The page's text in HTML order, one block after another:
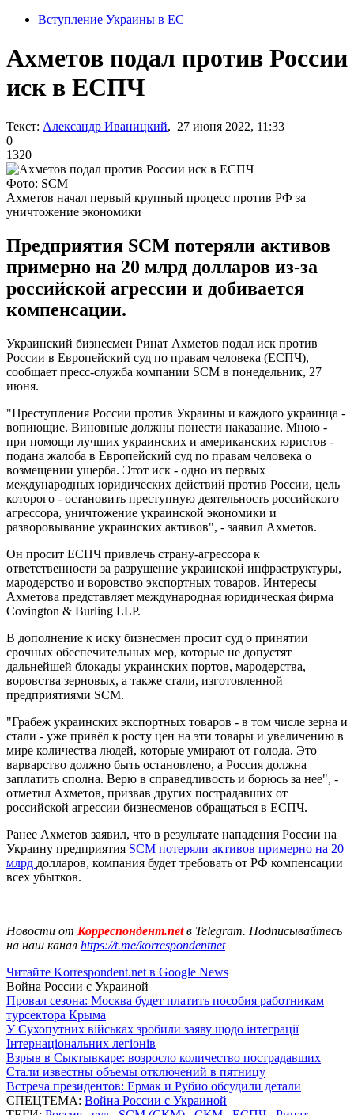
Вступление Украины в ЕС
Ахметов подал против России
иск в ЕСПЧ
Текст: Александр Иваницкий, 27 июня 2022, 11:33
0
1320
Фото: SCM
Ахметов начал первый крупный процесс против РФ за
уничтожение экономики
Предприятия SCM потеряли активов
примерно на 20 млрд долларов из-за
российской агрессии и добивается
компенсации.
Украинский бизнесмен Ринат Ахметов подал иск против
России в Европейский суд по правам человека (ЕСПЧ),
сообщает пресс-служба компании SCM в понедельник, 27
июня.
"Преступления России против Украины и каждого украинца -
вопиющие. Виновные должны понести наказание. Мною -
при помощи лучших украинских и американских юристов -
подана жалоба в Европейский суд по правам человека о
возмещении ущерба. Этот иск - одно из первых
международных юридических действий против России, цель
которого - остановить преступную деятельность российского
агрессора, уничтожение украинской экономики и
разворовывание украинских активов", - заявил Ахметов.
Он просит ЕСПЧ привлечь страну-агрессора к
ответственности за разрушение украинской инфраструктуры,
мародерство и воровство экспортных товаров. Интересы
Ахметова представляет международная юридическая фирма
Covington & Burling LLP.
В дополнение к иску бизнесмен просит суд о принятии
срочных обеспечительных мер, которые не допустят
дальнейшей блокады украинских портов, мародерства,
воровства зерновых, а также стали, изготовленной
предприятиями SCM.
"Грабеж украинских экспортных товаров - в том числе зерна и
стали - уже привёл к росту цен на эти товары и увеличению в
мире количества людей, которые умирают от голода. Это
варварство должно быть остановлено, а Россия должна
заплатить сполна. Верю в справедливость и борюсь за нее", -
отметил Ахметов, призвав других пострадавших от
российской агрессии бизнесменов обращаться в ЕСПЧ.
Ранее Ахметов заявил, что в результате нападения России на
Украину предприятия SCM потеряли активов примерно на 20
млрд долларов, компания будет требовать от РФ компенсации
всех убытков.
Новости от Корреспондент.netв Telegram. Подписывайтесь
на наш канал https://t.me/korrespondentnet
Читайте Korrespondent.net в Google News
Война России с Украиной
Провал сезона: Москва будет платить пособия работникам
турсектора Крыма
У Сухопутних військах зробили заяву щодо інтеграції
Інтернаціональних легіонів
Взрыв в Сыктывкаре: возросло количество пострадавших
Стали известны объемы отключений в пятницу
Встреча президентов: Ермак и Рубио обсудили детали
СПЕЦТЕМА: Война России с Украиной